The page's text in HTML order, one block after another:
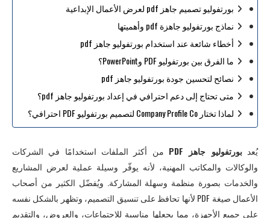
بورتفوليو تصميم جاهز pdf لعرض الأعمال الإبداعية
نماذج بورتفوليو جاهزة pdf وأهميتها
أخطاء شائعة عند استخدام بورتفوليو جاهز pdf
ما الفرق بين بورتفوليو PDF وPowerPoint؟
نصائح لتحسين جودة بورتفوليو جاهز pdf
متى تحتاج إلى دعم احترافي في إعداد بورتفوليو جاهز pdf؟
لماذا تختار Company Profile Co لتصميم بورتفوليو PDF احترافي؟
يُعدبورتفوليو جاهز PDF
من أكثر الملفات استخدامًا في الشركات
والوكالات والمكاتب المهنية، لأنه يوفّر وسيلة عملية لعرض المشاريع
والخدمات بصورة منظمة وسهلة المشاركة. ويُفضّل الكثير من أصحاب
الأعمال صيغة PDF لأنها تحافظ على تنسيق التصميم، وتظهر بالشكل نفسه
على جميع الأجهزة، مما يجعلها مناسبة للاجتماعات، والعروض، والتقديم